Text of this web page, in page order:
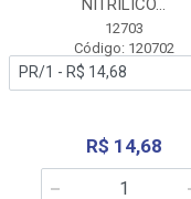
NITRÍLICO...
12703
Código: 120702
R$ 14,68